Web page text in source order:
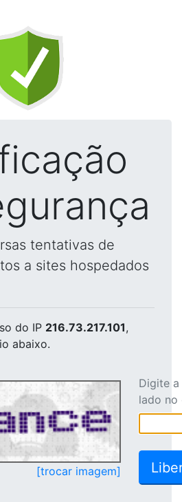
tentativas de
a sites hospedados
do IP 216.73.217.101,
abaixo.
[trocar imagem]
Digite
lado no